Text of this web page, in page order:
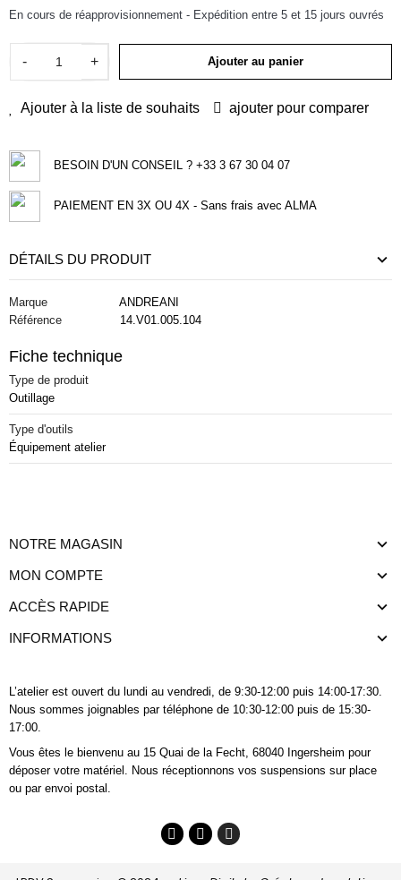
En cours de réapprovisionnement - Expédition entre 5 et 15 jours ouvrés
- + Ajouter au panier
Ajouter à la liste de souhaits ajouter pour comparer
BESOIN D'UN CONSEIL ? +33 3 67 30 04 07
PAIEMENT EN 3X OU 4X - Sans frais avec ALMA
DÉTAILS DU PRODUIT
Marque
ANDREANI
Référence
14.V01.005.104
Fiche technique
Type de produit
Outillage
Type d'outils
Équipement atelier
NOTRE MAGASIN
MON COMPTE
ACCÈS RAPIDE
INFORMATIONS
L’atelier est ouvert du lundi au vendredi, de 9:30-12:00 puis 14:00-17:30.
Nous sommes joignables par téléphone de 10:30-12:00 puis de 15:30-
17:00.
Vous êtes le bienvenu au 15 Quai de la Fecht, 68040 Ingersheim pour
déposer votre matériel. Nous réceptionnons vos suspensions sur place
ou par envoi postal.